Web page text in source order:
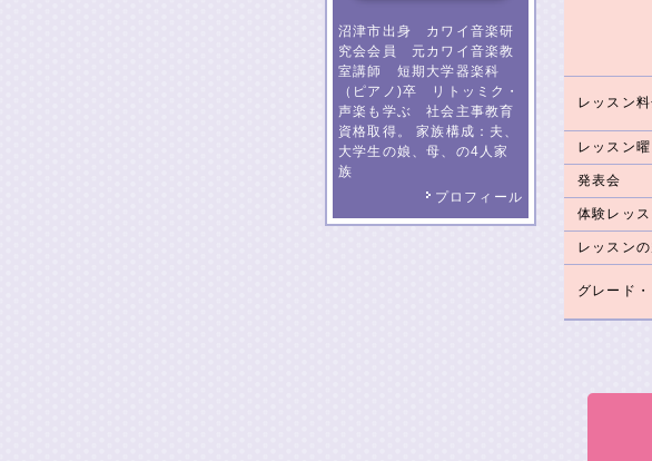
沼津市出身 カワイ音楽研
究会会員 元カワイ音楽教
室講師 短期大学器楽科
（ピアノ)卒 リトッミク・
声楽も学ぶ 社会主事教育
資格取得。 家族構成：夫、
大学生の娘、母、の4人家
族
プロフィール
レッスン
レッスン曜
発表会
体験レッス
レッスン
グレード